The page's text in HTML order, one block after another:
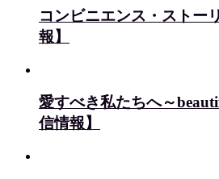
コンビニエンス・ストー
報】
愛すべき私たちへ～
信情報】